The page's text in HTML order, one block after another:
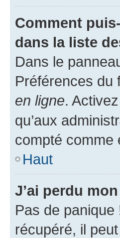
Comment
dans la liste
Dans le
Préférences du
en ligne.
qu’aux
compté comme
Haut
J’ai perdu
Pas de
récupéré, il